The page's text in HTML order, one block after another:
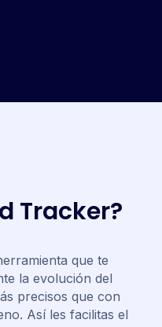
d Tracker?
que te
la evolución del
precisos que con
Así les facilitas el